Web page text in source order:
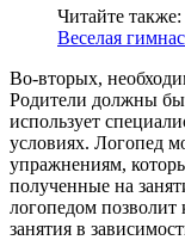
Читайте также:
Веселая
Во-вторых,
Родители должны
использует
условиях. Логопед
упражнениям,
полученные на
логопедом позволит
занятия в